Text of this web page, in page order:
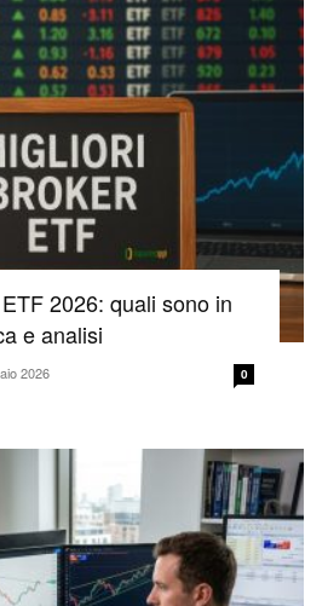
2026: quali sono in
e analisi
2026 0